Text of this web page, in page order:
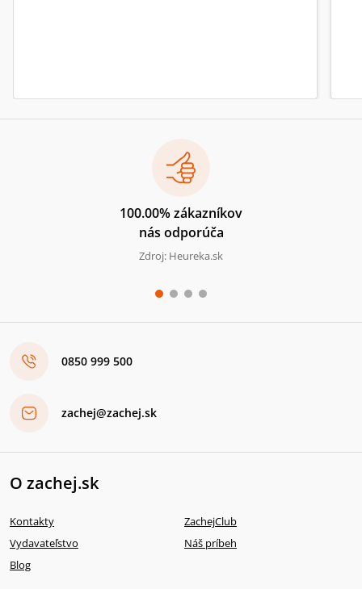
100.00% zákazníkov
nás odporúča
Zdroj: Heureka.sk
0850 999 500
zachej@zachej.sk
O zachej.sk
Kontakty
ZachejClub
Vydavateľstvo
Náš príbeh
Blog